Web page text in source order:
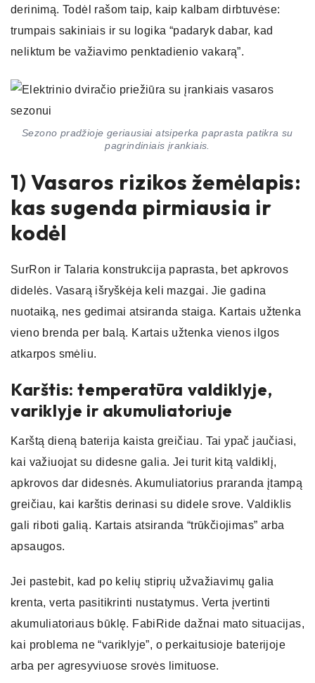
derinimą. Todėl rašom taip, kaip kalbam dirbtuvėse:
trumpais sakiniais ir su logika “padaryk dabar, kad
neliktum be važiavimo penktadienio vakarą”.
Sezono pradžioje geriausiai atsiperka paprasta patikra su
pagrindiniais įrankiais.
1) Vasaros rizikos žemėlapis:
kas sugenda pirmiausia ir
kodėl
SurRon ir Talaria konstrukcija paprasta, bet apkrovos
didelės. Vasarą išryškėja keli mazgai. Jie gadina
nuotaiką, nes gedimai atsiranda staiga. Kartais užtenka
vieno brenda per balą. Kartais užtenka vienos ilgos
atkarpos smėliu.
Karštis: temperatūra valdiklyje,
variklyje ir akumuliatoriuje
Karštą dieną baterija kaista greičiau. Tai ypač jaučiasi,
kai važiuojat su didesne galia. Jei turit kitą valdiklį,
apkrovos dar didesnės. Akumuliatorius praranda įtampą
greičiau, kai karštis derinasi su didele srove. Valdiklis
gali riboti galią. Kartais atsiranda “trūkčiojimas” arba
apsaugos.
Jei pastebit, kad po kelių stiprių užvažiavimų galia
krenta, verta pasitikrinti nustatymus. Verta įvertinti
akumuliatoriaus būklę. FabiRide dažnai mato situacijas,
kai problema ne “variklyje”, o perkaitusioje baterijoje
arba per agresyviuose srovės limituose.